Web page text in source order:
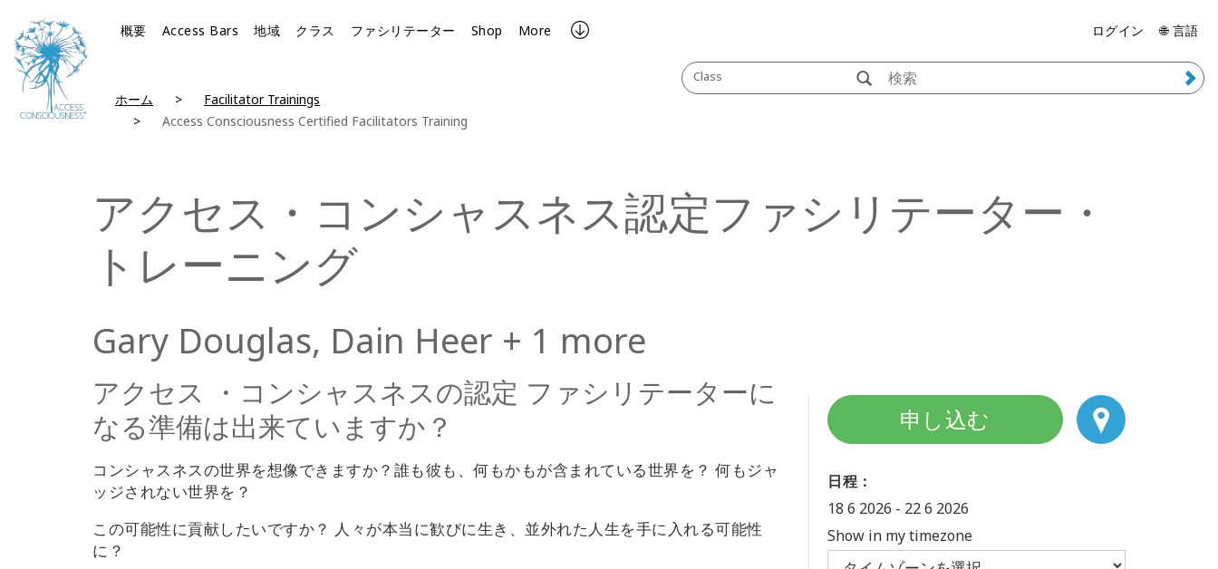
概要 Access Bars 地域 クラス ファシリテーター Shop More ログイン 🌐 言語
Class
ホーム
Facilitator Trainings
Access Consciousness Certified Facilitators Training
アクセス・コンシャスネス認定ファシリテーター・
トレーニング
Gary Douglas, Dain Heer + 1 more
アクセス ・コンシャスネスの認定 ファシリテーターに
なる準備は出来ていますか？
コンシャスネスの世界を想像できますか？ 誰も彼も、何もかもが含まれている世界を？ 何もジャ
ッジされない世界を？
この可能性に貢献したいですか？ 人々が本当に歓びに生き、並外れた人生を手に入れる可能性
に？
申し込む
日程：
18 6 2026 - 22 6 2026
Show in my timezone